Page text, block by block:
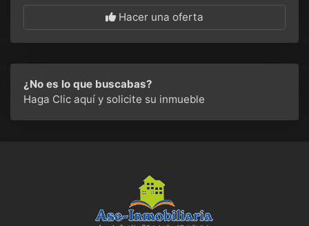
Hacer una oferta
¿No es lo que buscabas?
Haga Clic aquí y solicite su inmueble